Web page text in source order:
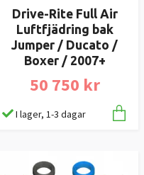
Drive-Rite Full Air
Luftfjädring bak
Jumper / Ducato /
Boxer / 2007+
50 750 kr
I lager, 1-3 dagar